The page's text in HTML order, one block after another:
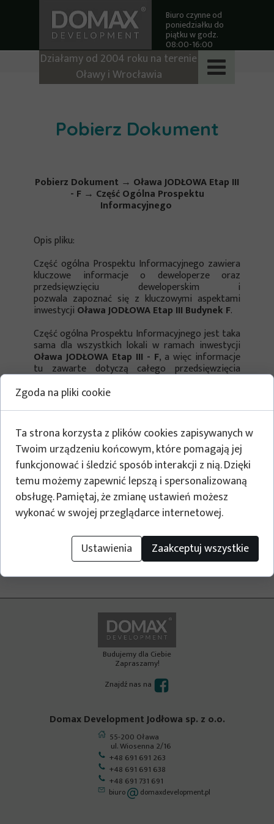
Biuro czynne od
poniedziałku do
piątku w godz.
08:00-16:00
Działamy od 2004 roku na terenie
Oławy i Wrocławia
Pobierz Dokument
Pobierz Dokument → Oława JODŁOWA Etap III
- F → Część Ogólna Prospektu
Informacyjnego
Opis pliku:
Część ogólna Prospektu Informacyjnego zawiera
kluczowe informacje o deweloperze oraz
przedsięwzięciu deweloperskim i
pozwala zapoznać się z kluczowymi aspektami
inwestycji Oława JODŁOWA Etap III Budynek F.
Część ogólna Prospektu Informacyjnego jest taka
sama dla wszystkich lokali w ramach inwestycji
Oława JODŁOWA Etap III - F, a więc informacje
tu zawarte dotyczą całego przedsięwzięcia
Opis pliku
Akcja
Część ogólna Prospektu Informacyjnego
Pobierz
© DomaxDevelopment.pl
Budujemy dla Ciebie
Zapraszamy!
Znajdź nas na
Domax Development Jodłowa sp. z o.o.
55-200 Oława
ul. Wiosenna 2/16
+48 691 691 263
+48 691 691 638
+48 691 731 691
biuro domaxdevelopment.pl
Zgoda na pliki cookie
Ta strona korzysta z plików cookies zapisywanych w
Twoim urządzeniu końcowym, które pomagają jej
funkcjonować i śledzić sposób interakcji z nią. Dzięki
temu możemy zapewnić lepszą i spersonalizowaną
obsługę. Pamiętaj, że zmianę ustawień możesz
wykonać w swojej przeglądarce internetowej.
Ustawienia
Zaakceptuj wszystkie